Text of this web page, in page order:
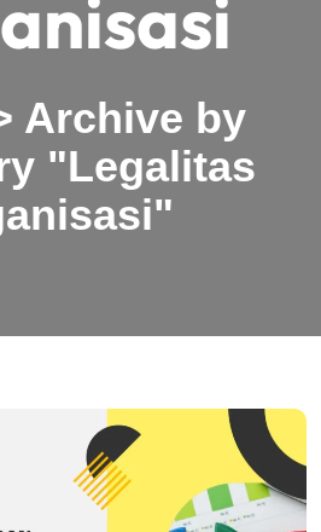
Archive by
"Legalitas